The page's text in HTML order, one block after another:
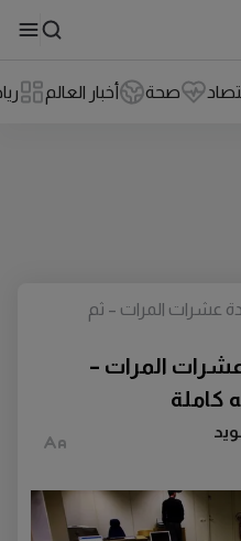
صحة أخبار العالم
المرات –
كاملة
عشرات المرات – ثم